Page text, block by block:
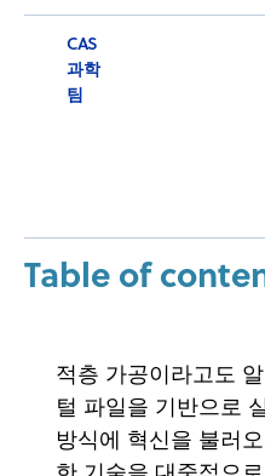
CAS
과학
팀
Table of
적층 가공이라고도
털 파일을 기반으로
방식에 혁신을 불러